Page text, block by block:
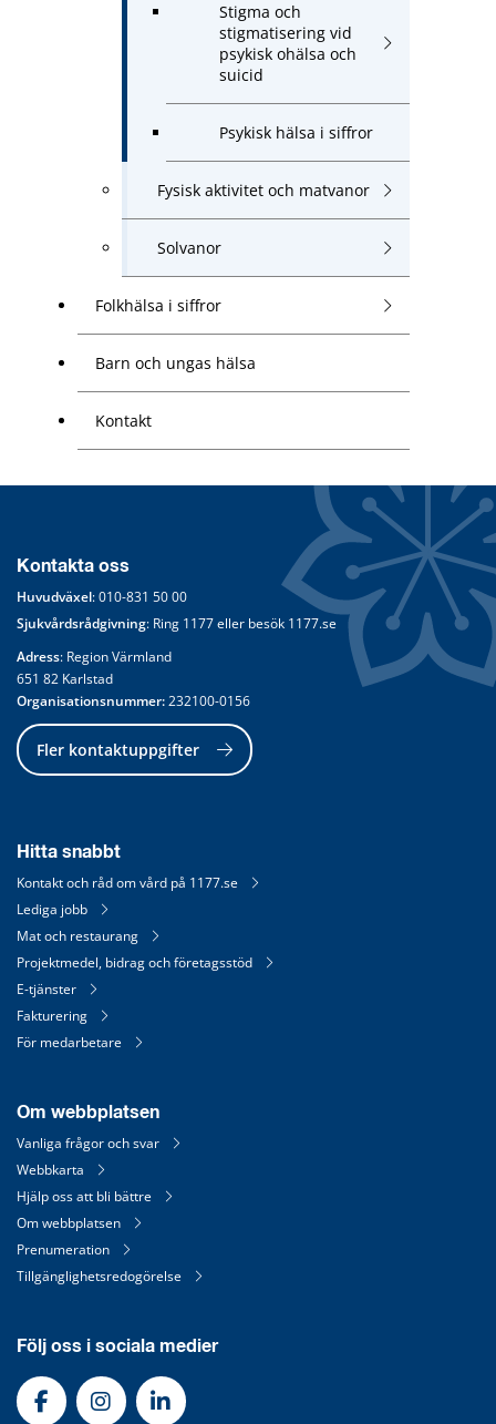
Stigma och
stigmatisering vid
psykisk ohälsa och
suicid
Psykisk hälsa i siffror
Fysisk aktivitet och matvanor
Solvanor
Folkhälsa i siffror
Barn och ungas hälsa
Kontakt
Kontakta oss
Huvudväxel: 010-831 50 00
Sjukvårdsrådgivning: Ring 1177 eller besök 1177.se
Adress: Region Värmland
651 82 Karlstad
Organisationsnummer: 232100-0156
Fler kontaktuppgifter
Hitta snabbt
Kontakt och råd om vård på 1177.se
Lediga jobb
Mat och restaurang
Projektmedel, bidrag och företagsstöd
E-tjänster
Fakturering
För medarbetare
Om webbplatsen
Vanliga frågor och svar
Webbkarta
Hjälp oss att bli bättre
Om webbplatsen
Prenumeration
Tillgänglighetsredogörelse
Följ oss i sociala medier